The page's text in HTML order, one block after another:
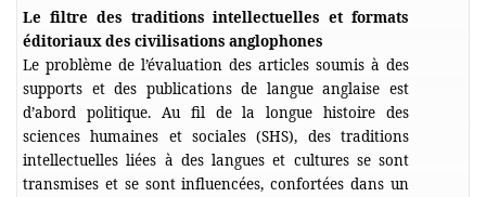
Le filtre des traditions intellectuelles et formats
éditoriaux des civilisations anglophones
Le problème de l’évaluation des articles soumis à des
supports et des publications de langue anglaise est
d’abord politique. Au fil de la longue histoire des
sciences humaines et sociales (SHS), des traditions
intellectuelles liées à des langues et cultures se sont
transmises et se sont influencées, confortées dans un